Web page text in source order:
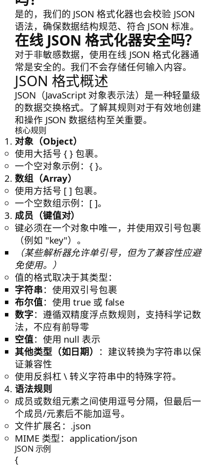
是的，我们的 JSON 格式化器也会校验 JSON
语法，确保数据结构规范、符合 JSON 标准。
在线 JSON 格式化器安全吗？
对于非敏感数据，使用在线 JSON 格式化器通
常是安全的。我们不会存储任何输入内容。
JSON 格式概述
JSON（JavaScript 对象表示法）是一种轻量级
的数据交换格式。了解其规则对于有效地创建
和操作 JSON 数据结构至关重要。
核心规则
对象（Object）
使用大括号{ } 包裹。
一个空对象示例：{ }。
数组（Array）
使用方括号 [ ] 包裹。
一个空数组示例： [ ]。
成员（键值对）
键必须在一个对象中唯一，并使用双引号包裹
（例如 "key"）。
（某些解析器允许单引号，但为了兼容性应避
免使用。）
值的格式取决于其类型：
字符串：使用双引号包裹
布尔值：使用true或 false
数字：遵循双精度浮点数规则，支持科学记数
法，不应有前导零
空值：使用 null 表示
其他类型（如日期） ：建议转换为字符串以保
证兼容性
使用反斜杠\ 转义字符串中的特殊字符。
语法规则
成员或数组元素之间使用逗号分隔，但最后一
个成员/元素后不能加逗号。
文件扩展名： .json
MIME 类型： application/json
JSON 示例
{